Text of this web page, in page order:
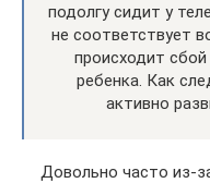
подолгу сидит у
не соответствует
происходит
ребенка. Как
активно
Довольно часто из-